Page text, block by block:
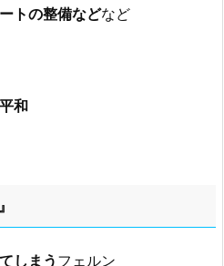
トの整備などなど
和
しまう フェルン